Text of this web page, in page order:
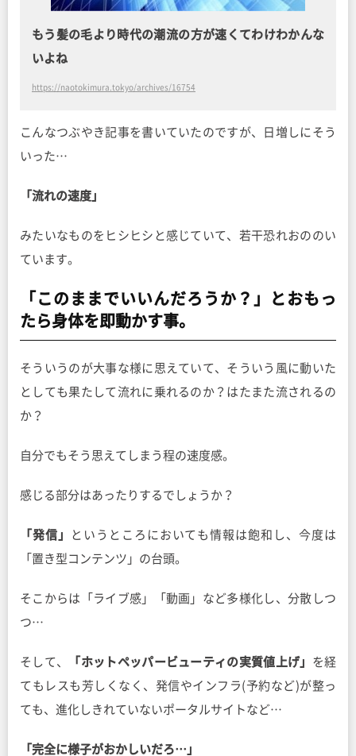
もう髪の毛より時代の潮流の方が速くてわけわかんな
いよね
https://naotokimura.tokyo/archives/16754
こんなつぶやき記事を書いていたのですが、日増しにそう
いった…
「流れの速度」
みたいなものをヒシヒシと感じていて、若干恐れおののい
ています。
「このままでいいんだろうか？」とおもっ
たら身体を即動かす事。
そういうのが大事な様に思えていて、そういう風に動いた
としても果たして流れに乗れるのか？はたまた流されるの
か？
自分でもそう思えてしまう程の速度感。
感じる部分はあったりするでしょうか？
「発信」
というところにおいても情報は飽和し、今度は
「置き型コンテンツ」の台頭。
そこからは「ライブ感」「動画」など多様化し、分散しつ
つ…
そして、 「ホットペッパービューティの実質値上げ」 を経
てもレスも芳しくなく、発信やインフラ(予約など)が整っ
ても、進化しきれていないポータルサイトなど…
「完全に様子がおかしいだろ…」